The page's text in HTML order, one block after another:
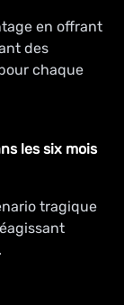
en offrant
des
chaque
les six mois
tragique